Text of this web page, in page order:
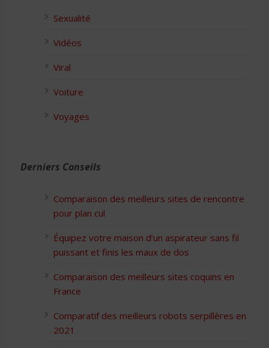
Sexualité
Vidéos
Viral
Voiture
Voyages
Derniers Conseils
Comparaison des meilleurs sites de rencontre
pour plan cul
Équipez votre maison d’un aspirateur sans fil
puissant et finis les maux de dos
Comparaison des meilleurs sites coquins en
France
Comparatif des meilleurs robots serpillères en
2021